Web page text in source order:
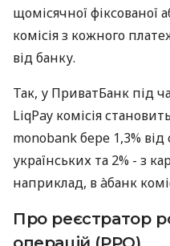
щомісячної фіксованої
комісія з кожного
від банку.
Так, у ПриватБанк під
LiqPay комісія
monobank бере 1,3%
українських та 2% - з
наприклад, в àбанк
Про реєстратор